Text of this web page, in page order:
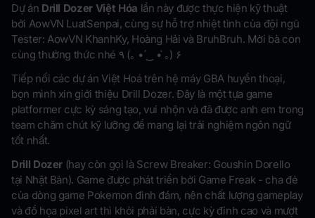
Dự án Drill Dozer Việt Hóa lần này được thực hiện kỹ thuật
bởi AowVN LuatSenpai, cùng sự hỗ trợ nhiệt tình của đội ngũ
Tester: AowVN KhanhKy, Hoàng Hải và BruhBruh. Mời bà con
cùng thưởng thức nhé ٩ (｡ • ́‿ • ̀｡) ۶
Tiếp nối các dự án Việt Hoá trên hệ máy GBA huyền thoại,
bọn mình xin giới thiệu Drill Dozer. Đây là một tựa game
platformer cực kỳ sáng tạo, vui nhộn và đã được anh em trong
team chăm chút kỹ lưỡng để mang lại trải nghiệm ngôn ngữ
tốt nhất.
Drill Dozer (hay còn gọi là Screw Breaker: Goushin Dorello
tại Nhật Bản). Game được phát triển bởi Game Freak - cha đẻ
của dòng game Pokemon đình đám, nên chất lượng gameplay
và đồ họa pixel art thì khỏi phải bàn, cực kỳ đỉnh cao và mượt